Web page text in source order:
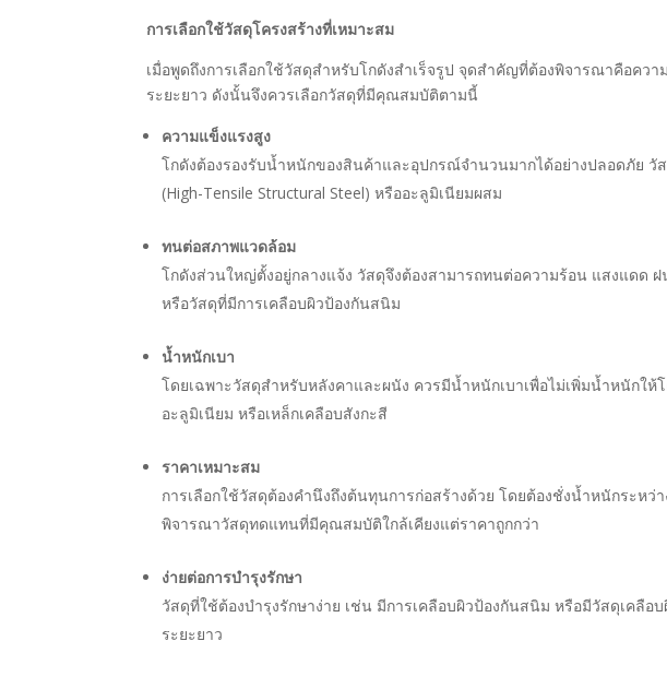
การเลือกใช้วัสดุโครงสร้างที่เหมาะสม
เมื่อพูดถึงการเลือกใช้วัสดุสำหรับโกดังสำเร็จรูป จุดสำคัญที่ต้องพิจารณาคือค
ระยะยาว ดังนั้นจึงควรเลือกวัสดุที่มีคุณสมบัติตามนี้
ความแข็งแรงสูง
โกดังต้องรองรับน้ำหนักของสินค้าและอุปกรณ์จำนวนมากได้อย่างปลอดภัย วั
(High-Tensile Structural Steel) หรืออะลูมิเนียมผสม
ทนต่อสภาพแวดล้อม
โกดังส่วนใหญ่ตั้งอยู่กลางแจ้ง วัสดุจึงต้องสามารถทนต่อความร้อน แสงแดด
หรือวัสดุที่มีการเคลือบผิวป้องกันสนิม
น้ำหนักเบา
โดยเฉพาะวัสดุสำหรับหลังคาและผนัง ควรมีน้ำหนักเบาเพื่อไม่เพิ่มน้ำหนักให้
อะลูมิเนียม หรือเหล็กเคลือบสังกะสี
ราคาเหมาะสม
การเลือกใช้วัสดุต้องคำนึงถึงต้นทุนการก่อสร้างด้วย โดยต้องชั่งน้ำหนักระห
พิจารณาวัสดุทดแทนที่มีคุณสมบัติใกล้เคียงแต่ราคาถูกกว่า
ง่ายต่อการบำรุงรักษา
วัสดุที่ใช้ต้องบำรุงรักษาง่าย เช่น มีการเคลือบผิวป้องกันสนิม หรือมีวัสดุเคลือ
ระยะยาว